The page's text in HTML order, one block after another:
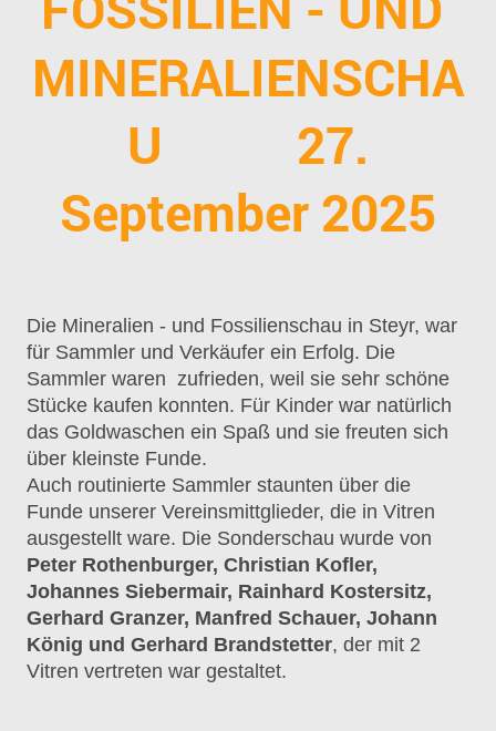
MINERALIENSCHA
U 27.
September 2025
Die Mineralien - und Fossilienschau in Steyr, war
für Sammler und Verkäufer ein Erfolg. Die
Sammler waren zufrieden, weil sie sehr schöne
Stücke kaufen konnten. Für Kinder war natürlich
das Goldwaschen ein Spaß und sie freuten sich
über kleinste Funde.
Auch routinierte Sammler staunten über die
Funde unserer Vereinsmittglieder, die in Vitren
ausgestellt ware. Die Sonderschau wurde von
Peter Rothenburger, Christian Kofler,
Johannes Siebermair, Rainhard Kostersitz,
Gerhard Granzer, Manfred Schauer, Johann
König und Gerhard Brandstetter, der mit 2
Vitren vertreten war gestaltet.